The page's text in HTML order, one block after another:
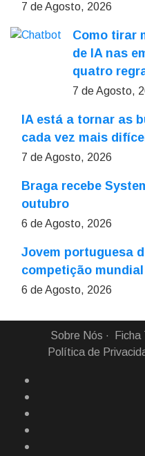
7 de Agosto, 2026
Como tirar
de IA nas
quatro
7 de Agosto,
IA está a tornar as
cada vez mais
7 de Agosto, 2026
Braga recebe
outubro
6 de Agosto, 2026
Jovem portuguesa
competição
6 de Agosto, 2026
Sobre Nós Ficha
Política de